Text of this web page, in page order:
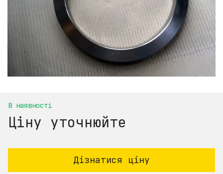
В наявності
Ціну уточнюйте
Дізнатися ціну